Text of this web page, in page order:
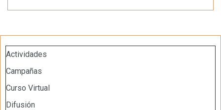
Actividades
Campañas
Curso Virtual
Difusión